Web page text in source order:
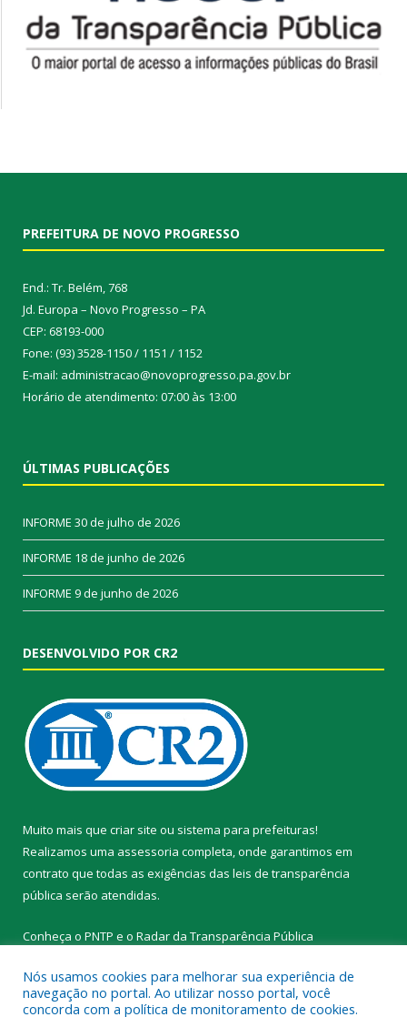
PREFEITURA DE NOVO PROGRESSO
End.: Tr. Belém, 768
Jd. Europa – Novo Progresso – PA
CEP: 68193-000
Fone: (93) 3528-1150 / 1151 / 1152
E-mail: administracao@novoprogresso.pa.gov.br
Horário de atendimento: 07:00 às 13:00
ÚLTIMAS PUBLICAÇÕES
INFORME 30 de julho de 2026
INFORME 18 de junho de 2026
INFORME 9 de junho de 2026
DESENVOLVIDO POR CR2
Muito mais que criar site ou sistema para prefeituras!
Realizamos uma assessoria completa, onde garantimos em
contrato que todas as exigências das leis de transparência
pública serão atendidas.
Conheça o PNTP e o Radar da Transparência Pública
Nós usamos cookies para melhorar sua experiência de
navegação no portal. Ao utilizar nosso portal, você
concorda com a política de monitoramento de cookies.